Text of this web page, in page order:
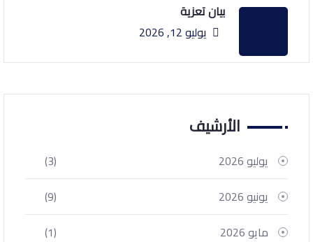
بيان تعزية
يوليو 12, 2026
الأرشيف
يوليو 2026
(3)
يونيو 2026
(9)
مايو 2026
(1)